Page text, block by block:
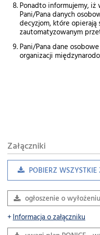
Ponadto informujemy,
Pani/Pana danych
decyzjom, które opierają
zautomatyzowanym
Pani/Pana dane
organizacji
Załączniki
POBIERZ
ogłoszenie o wyłożeniu
Informacja o załączniku